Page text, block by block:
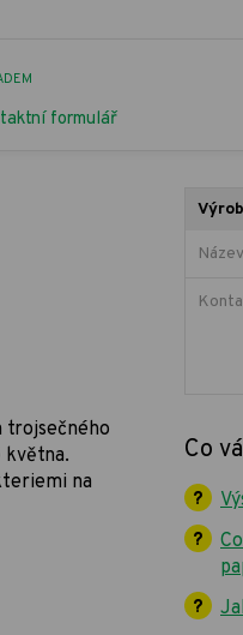
formulář
trojsečného
května.
na
Název
Co